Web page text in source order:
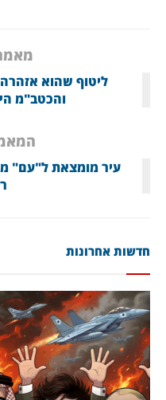
ליטוף שהוא
והכטב"מ
עיר מומצאת ל"עם"
חדשות אחרונות